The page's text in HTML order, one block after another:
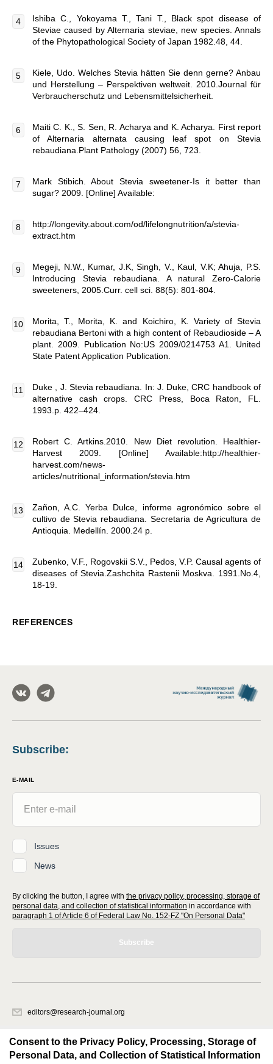
Ishiba C., Yokoyama T., Tani T., Black spot disease of
Steviae caused by Alternaria steviae, new species. Annals
of the Phytopathological Society of Japan 1982.48, 44.
Kiele, Udo. Welches Stevia hätten Sie denn gerne? Anbau
und Herstellung – Perspektiven weltweit. 2010.Journal für
Verbraucherschutz und Lebensmittelsicherheit.
Maiti C. K., S. Sen, R. Acharya and K. Acharya. First report
of Alternaria alternata causing leaf spot on Stevia
rebaudiana.Plant Pathology (2007) 56, 723.
Mark Stibich. About Stevia sweetener-Is it better than
sugar? 2009. [Online] Available:
http://longevity.about.com/od/lifelongnutrition/a/stevia-
extract.htm
Megeji, N.W., Kumar, J.K, Singh, V., Kaul, V.K; Ahuja, P.S.
Introducing Stevia rebaudiana. A natural Zero-Calorie
sweeteners, 2005.Curr. cell sci. 88(5): 801-804.
Morita, T., Morita, K. and Koichiro, K.
Variety of Stevia
rebaudiana Bertoni with a high content of Rebaudioside – A
plant. 2009. Publication No:US 2009/0214753 A1. United
State Patent Application Publication.
Duke , J. Stevia rebaudiana. In: J. Duke, CRC handbook of
alternative cash crops. CRC Press, Boca Raton, FL.
1993.p. 422–424.
Robert C. Artkins.2010. New Diet revolution. Healthier-
Harvest 2009. [Online] Available:http://healthier-
harvest.com/news-
articles/nutritional_information/stevia.htm
Zañon, A.C. Yerba Dulce, informe agronómico sobre el
cultivo de Stevia rebaudiana. Secretaria de Agricultura de
Antioquia. Medellín. 2000.24 p.
Zubenko, V.F., Rogovskii S.V., Pedos, V.P. Causal agents of
diseases of Stevia.Zashchita Rastenii Moskva. 1991.No.4,
18-19.
REFERENCES
Subscribe:
E-MAIL
Issues
News
By clicking the button, I agree with the privacy policy, processing, storage of
personal data, and collection of statistical information in accordance with
paragraph 1 of Article 6 of Federal Law No. 152-FZ "On Personal Data"
Subscribe
editors@research-journal.org
office 1
Consent to the Privacy Policy, Processing, Storage of
Personal Data, and Collection of Statistical Information